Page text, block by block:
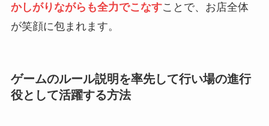
かしがりながらも全力でこなすことで、お店全体
が笑顔に包まれます。
ゲームのルール説明を率先して行い場の進行
役として活躍する方法